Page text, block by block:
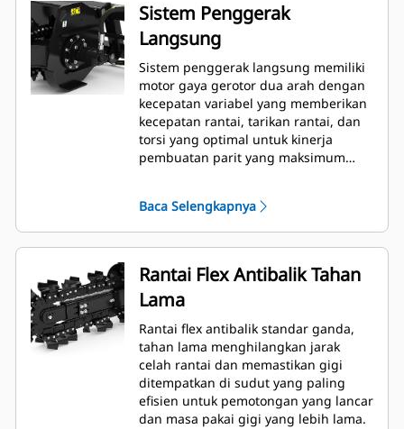
Sistem Penggerak
Langsung
Sistem penggerak langsung memiliki
motor gaya gerotor dua arah dengan
kecepatan variabel yang memberikan
kecepatan rantai, tarikan rantai, dan
torsi yang optimal untuk kinerja
pembuatan parit yang maksimum
Baca Selengkapnya
Rantai Flex Antibalik Tahan
Lama
Rantai flex antibalik standar ganda,
tahan lama menghilangkan jarak
celah rantai dan memastikan gigi
ditempatkan di sudut yang paling
efisien untuk pemotongan yang lancar
dan masa pakai gigi yang lebih lama.